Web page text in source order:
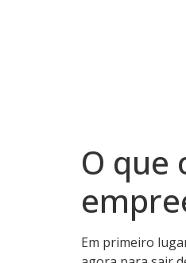
O que
Em primeiro